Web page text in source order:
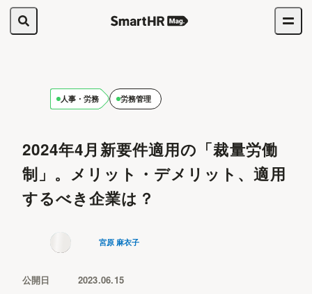
人事・労務 労務管理
2024年4月新要件適用の「裁量労働
制」。メリット・デメリット、適用
するべき企業は？
宮原 麻衣子
公開日 2023.06.15